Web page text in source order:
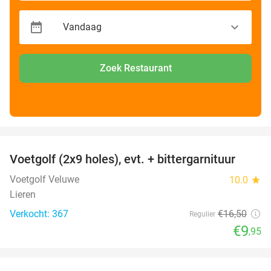
Zoek Restaurant
40%
Voetgolf (2x9 holes), evt. + bittergarnituur
Voetgolf Veluwe 10.0 star
Lieren
Verkocht: 367
Regulier €16,50
€9,95